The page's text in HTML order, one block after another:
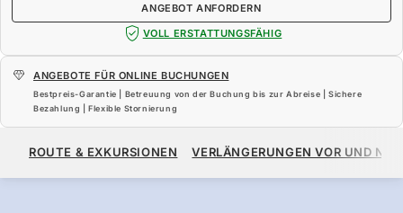
ANGEBOT ANFORDERN
VOLL ERSTATTUNGSFÄHIG
ANGEBOTE FÜR ONLINE BUCHUNGEN
Bestpreis-Garantie | Betreuung von der Buchung bis zur Abreise | Sichere
Bezahlung | Flexible Stornierung
26.800 $
ROUTE & EXKURSIONEN VERLÄNGERUNGEN VOR UND